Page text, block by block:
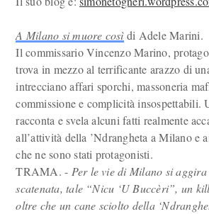
A Milano si muore cosìdi Adele Marini.
Il commissario Vincenzo Marino,
trova in mezzo al terrificante arazzo di
intrecciano affari sporchi, massoneria
commissione e complicità insospettabili.
racconta e svela alcuni fatti realmente
all’attività della ’Ndrangheta a Milano e
che ne sono stati protagonisti.
TRAMA. - Per le vie di Milano si
scatenata, tale “Nicu ‘U Buccèri”, un
oltre che un cane sciolto della